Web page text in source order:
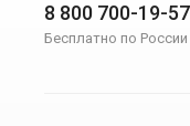
8 800 700-19-57
Бесплатно по России